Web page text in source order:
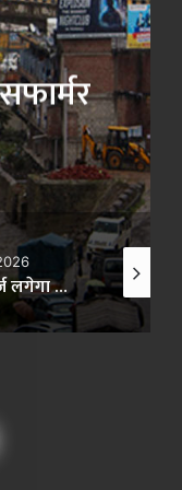
UPI पर चार्ज लगेगा या नहीं? RBI ने अफवाहों पर लगाई रोक, बताई पूरी सच्चाई
August 7,